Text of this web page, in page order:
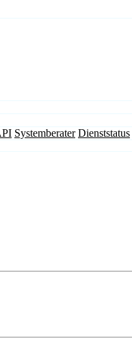
Systemberater Dienststatus